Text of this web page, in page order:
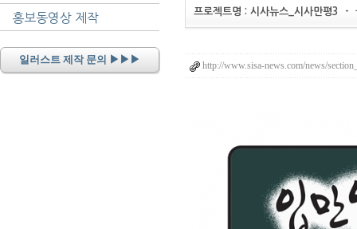
홍보동영상 제작
일러스트 제작 문의 ▶▶▶
프로젝트명 : 시사뉴스_시사만평3 -
http://www.sisa-news.com/news/